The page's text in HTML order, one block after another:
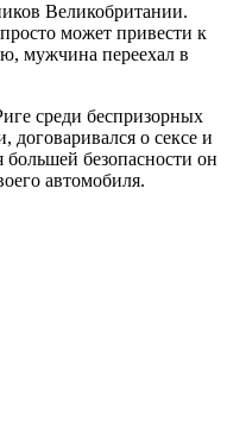
Великобритании.
может привести к
мужчина переехал в
среди беспризорных
договаривался о сексе и
безопасности он
автомобиля.